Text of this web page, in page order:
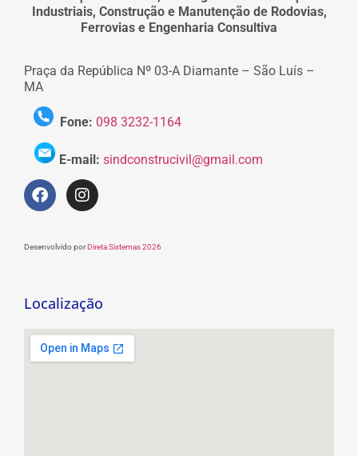
Industriais, Construção e Manutenção de Rodovias,
Ferrovias e Engenharia Consultiva
Praça da República Nº 03-A Diamante – São Luís –
MA
Fone: 098 3232-1164
E-mail: sindconstrucivil@gmail.com
Desenvolvido porDireta Sistemas 2026
Localização